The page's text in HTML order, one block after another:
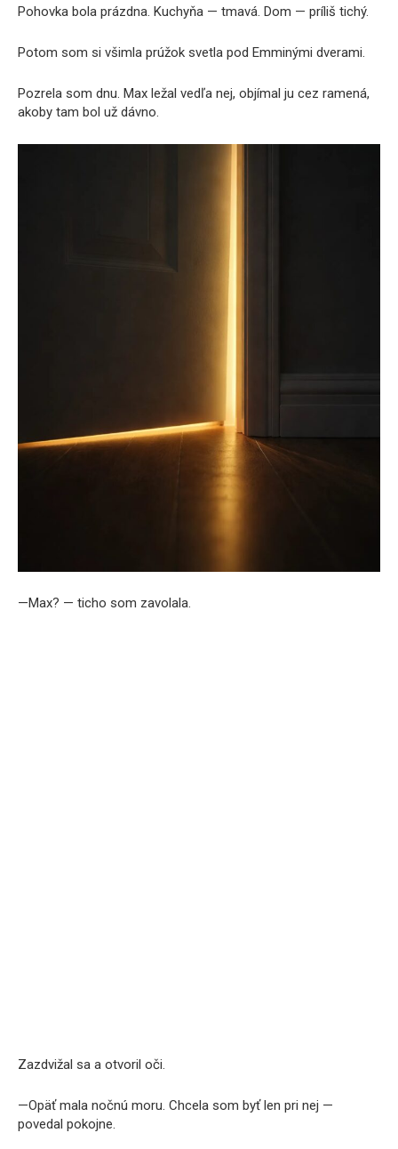
Pohovka bola prázdna. Kuchyňa — tmavá. Dom — príliš tichý.
Potom som si všimla prúžok svetla pod Emminými dverami.
Pozrela som dnu. Max ležal vedľa nej, objímal ju cez ramená,
akoby tam bol už dávno.
—Max? — ticho som zavolala.
Zazdvižal sa a otvoril oči.
—Opäť mala nočnú moru. Chcela som byť len pri nej —
povedal pokojne.